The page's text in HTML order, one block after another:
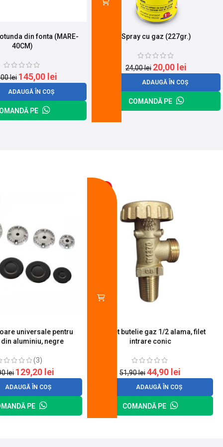
din fonta (MARE-
40CM)
lei 145,00 lei
ADAUGĂ ÎN COȘ
PE
Spray cu gaz (227gr.)
24,00lei 20,00 lei
ADAUGĂ ÎN COȘ
COMANDĂ PE
universale pentru
aluminiu, negre
(3)
lei 129,20 lei
ADAUGĂ ÎN COȘ
PE
Robinet butelie gaz 1/2 alama, filet
intrare conic
51,90lei44,90 lei
ADAUGĂ ÎN COȘ
COMANDĂ PE